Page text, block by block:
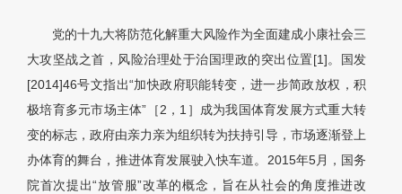
党的十九大将防范化解重大风险作为全面建成小康社会三
大攻坚战之首，风险治理处于治国理政的突出位置[1]。国发
[2014]46号文指出“加快政府职能转变，进一步简政放权，积
极培育多元市场主体”［2，1］成为我国体育发展方式重大转
变的标志，政府由亲力亲为组织转为扶持引导，市场逐渐登上
办体育的舞台，推进体育发展驶入快车道。2015年5月，国务
院首次提出“放管服”改革的概念，旨在从社会的角度推进改